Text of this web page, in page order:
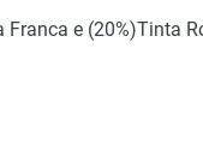
e (20%)Tinta